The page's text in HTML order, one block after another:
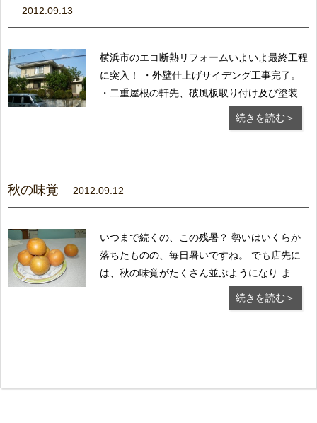
2012.09.13
横浜市のエコ断熱リフォームいよいよ最終工程
に突入！ ・外壁仕上げサイデング工事完了。
・二重屋根の軒先、破風板取り付け及び塗装完
了。 ・室内強制換気器具の取り付け完了。 ・
足場解体。 いよいよ最後の追い込みで
続きを読む＞
秋の味覚 2012.09.12
いつまで続くの、この残暑？ 勢いはいくらか
落ちたものの、毎日暑いですね。 でも店先に
は、秋の味覚がたくさん並ぶようになり まし
た。 ぶどう・梨・栗・さつま芋・しいたけ サ
ンマ・鮭・サバ 等など それでも、こ
続きを読む＞